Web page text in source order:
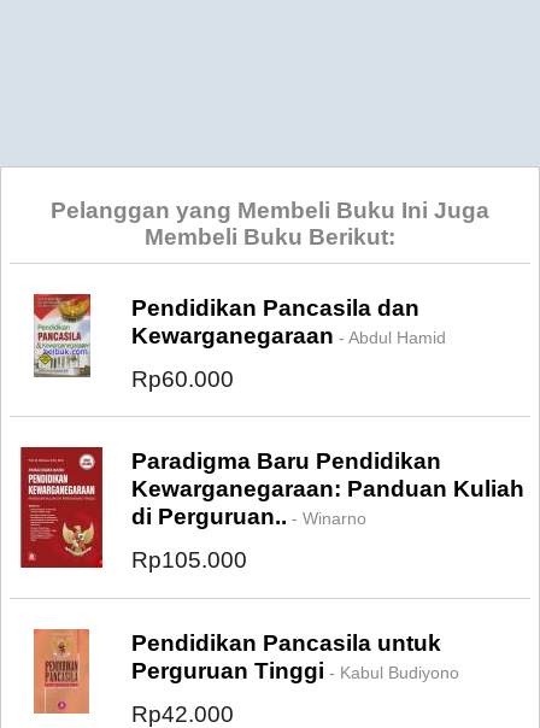
Pelanggan yang Membeli Buku Ini Juga
Membeli Buku Berikut:
Pendidikan Pancasila dan
Kewarganegaraan - Abdul Hamid
Rp60.000
Paradigma Baru Pendidikan
Kewarganegaraan: Panduan Kuliah
di Perguruan.. - Winarno
Rp105.000
Pendidikan Pancasila untuk
Perguruan Tinggi - Kabul Budiyono
Rp42.000